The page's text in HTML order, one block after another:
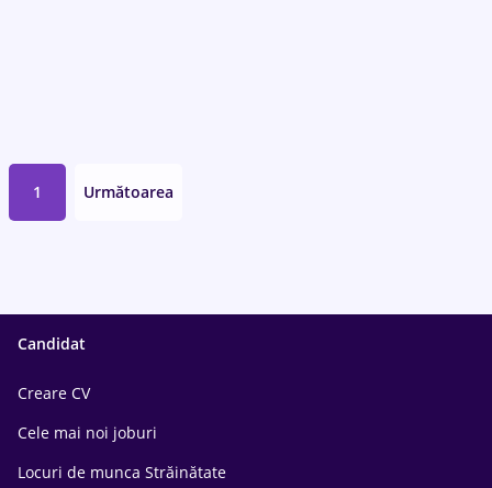
1 Următoarea
Candidat
Creare CV
Cele mai noi joburi
Locuri de munca Străinătate